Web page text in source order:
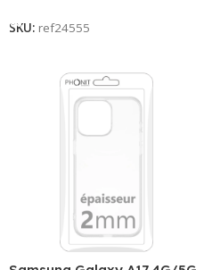
SKU: ref24555